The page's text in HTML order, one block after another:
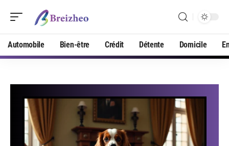
Automobile Bien-être Crédit Détente Domicile